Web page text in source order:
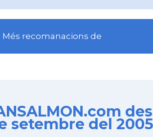
Més recomanacions de
des
setembre del 2005